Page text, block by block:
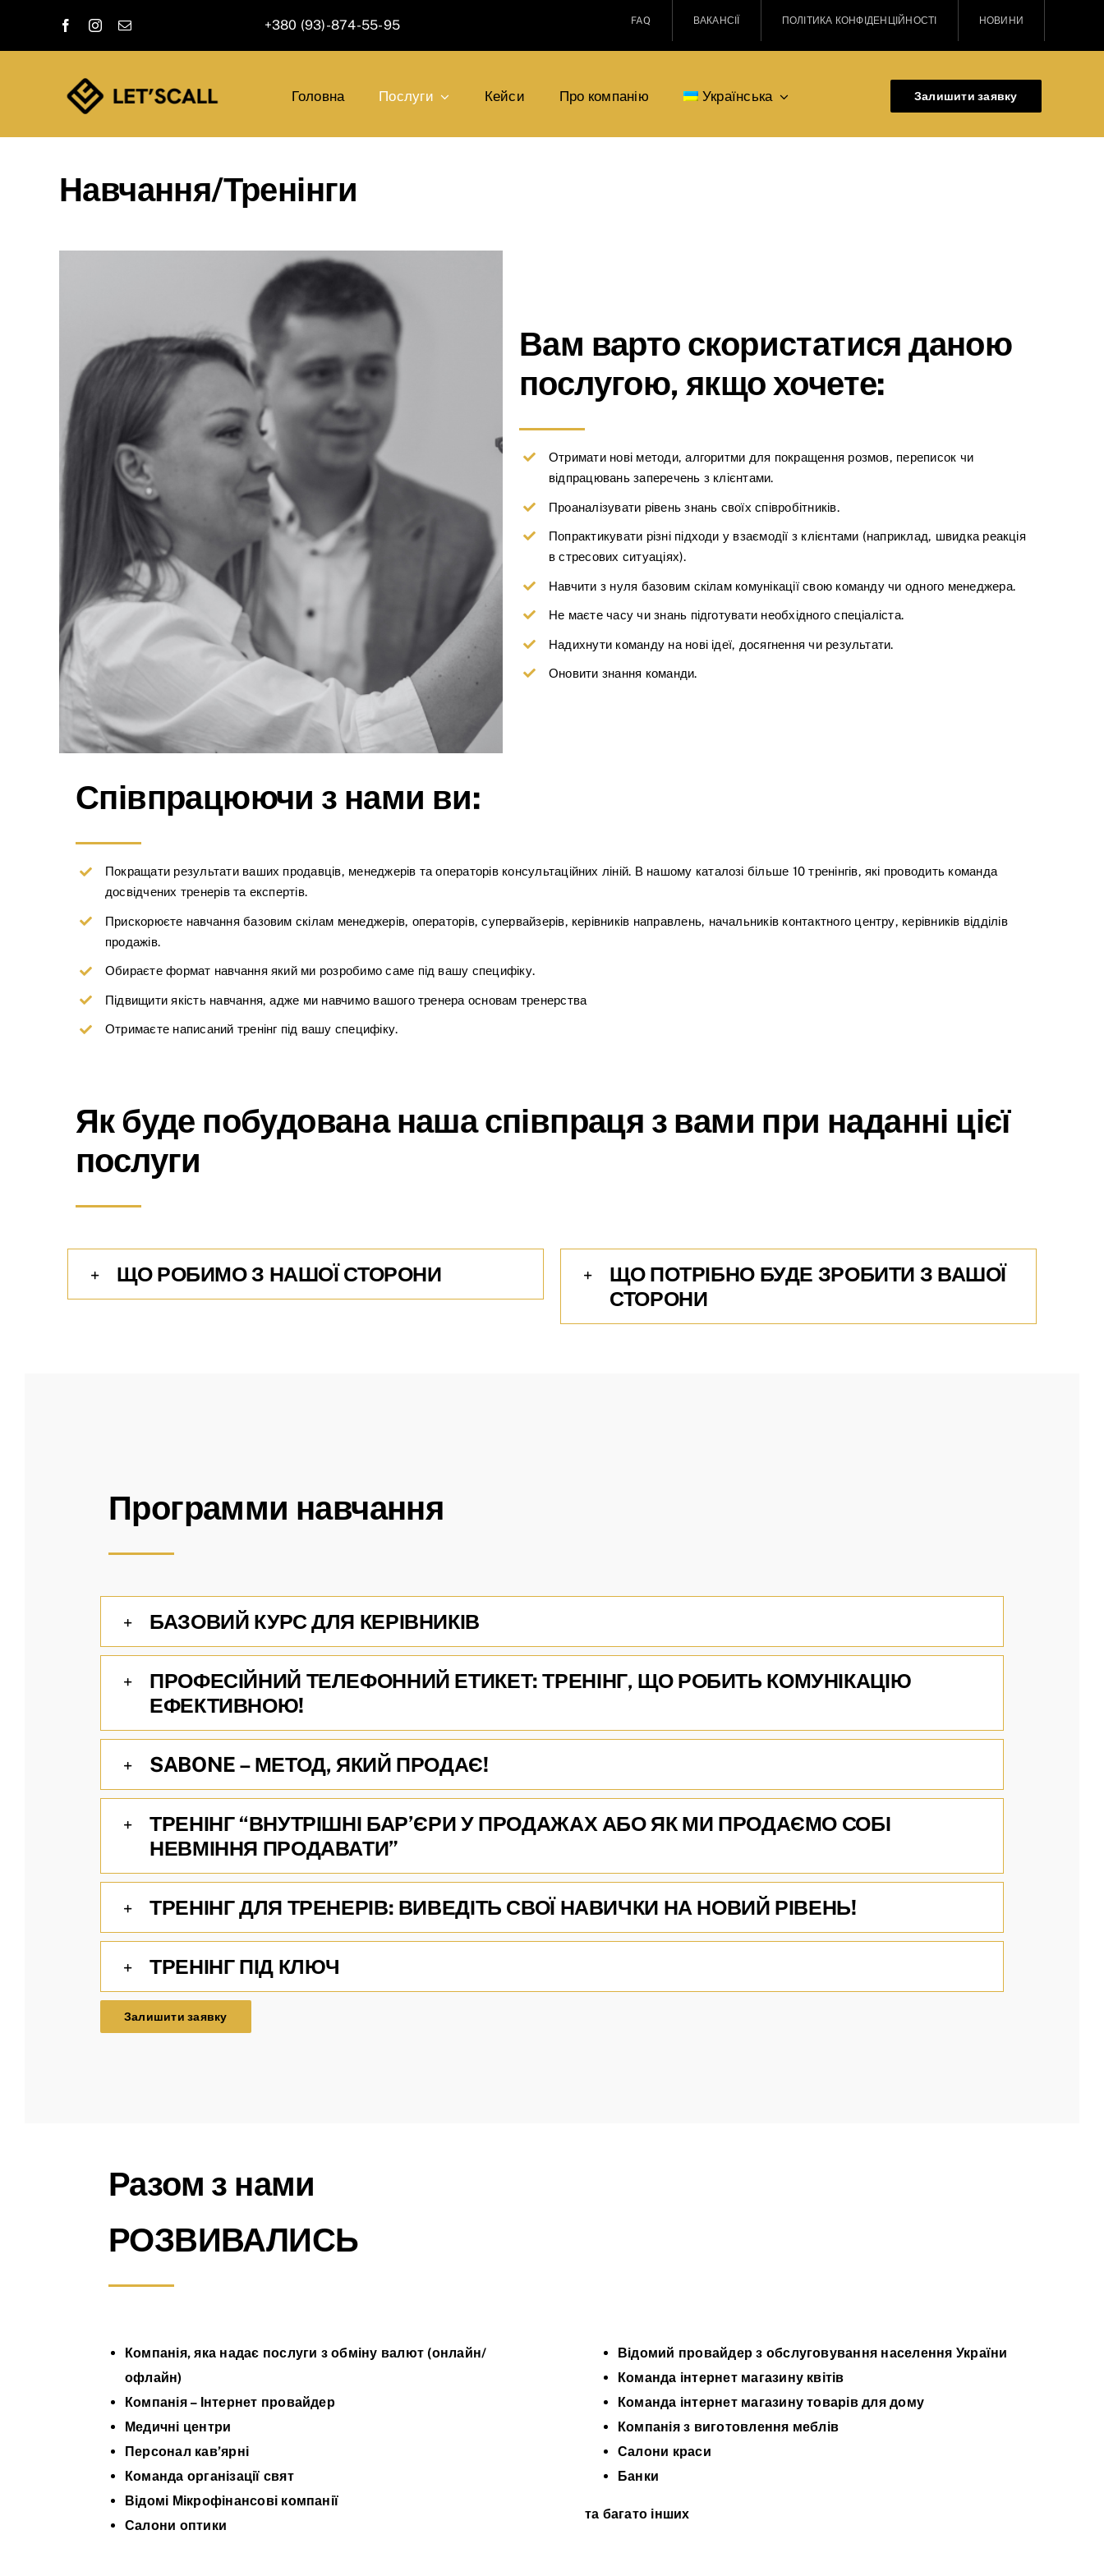
+380 (93)-874-55-95 FAQ ВАКАНСІЇ ПОЛІТИКА КОНФІДЕНЦІЙНОСТІ НОВИНИ
Головна Послуги Кейси Про компанію Українська Залишити заявку
Навчання/Тренінги
Вам варто скористатися даною
послугою, якщо хочете:
Отримати нові методи, алгоритми для покращення розмов, переписок чи
відпрацювань заперечень з клієнтами.
Проаналізувати рівень знань своїх співробітників.
Попрактикувати різні підходи у взаємодії з клієнтами (наприклад, швидка реакція
в стресових ситуаціях).
Навчити з нуля базовим скілам комунікації свою команду чи одного менеджера.
Не маєте часу чи знань підготувати необхідного спеціаліста.
Надихнути команду на нові ідеї, досягнення чи результати.
Оновити знання команди.
Співпрацюючи з нами ви:
Покращати результати ваших продавців, менеджерів та операторів консультаційних ліній. В нашому каталозі більше 10 тренінгів, які проводить команда
досвідчених тренерів та експертів.
Прискорюєте навчання базовим скілам менеджерів, операторів, супервайзерів, керівників направлень, начальників контактного центру, керівників відділів
продажів.
Обираєте формат навчання який ми розробимо саме під вашу специфіку.
Підвищити якість навчання, адже ми навчимо вашого тренера основам тренерства
Отримаєте написаний тренінг під вашу специфіку.
Як буде побудована наша співпраця з вами при наданні цієї
послуги
ЩО РОБИМО З НАШОЇ СТОРОНИ
ЩО ПОТРІБНО БУДЕ ЗРОБИТИ З ВАШОЇ
СТОРОНИ
Программи навчання
БАЗОВИЙ КУРС ДЛЯ КЕРІВНИКІВ
ПРОФЕСІЙНИЙ ТЕЛЕФОННИЙ ЕТИКЕТ: ТРЕНІНГ, ЩО РОБИТЬ КОМУНІКАЦІЮ
ЕФЕКТИВНОЮ!
SABONE – МЕТОД, ЯКИЙ ПРОДАЄ!
ТРЕНІНГ “ВНУТРІШНІ БАР’ЄРИ У ПРОДАЖАХ АБО ЯК МИ ПРОДАЄМО СОБІ
НЕВМІННЯ ПРОДАВАТИ”
ТРЕНІНГ ДЛЯ ТРЕНЕРІВ: ВИВЕДІТЬ СВОЇ НАВИЧКИ НА НОВИЙ РІВЕНЬ!
ТРЕНІНГ ПІД КЛЮЧ
Залишити заявку
Разом з нами
РОЗВИВАЛИСЬ
Компанія, яка надає послуги з обміну валют (онлайн/
офлайн)
Компанія – Інтернет провайдер
Медичні центри
Персонал кав’ярні
Команда організації свят
Відомі Мікрофінансові компанії
Салони оптики
Відомий провайдер з обслуговування населення України
Команда інтернет магазину квітів
Команда інтернет магазину товарів для дому
Компанія з виготовлення меблів
Салони краси
Банки
та багато інших